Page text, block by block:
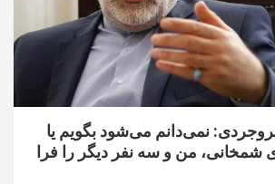
بروجردی: نمی‌دانم می‌شود بگویم یا
شمخانی، من و سه نفر دیگر را فرا